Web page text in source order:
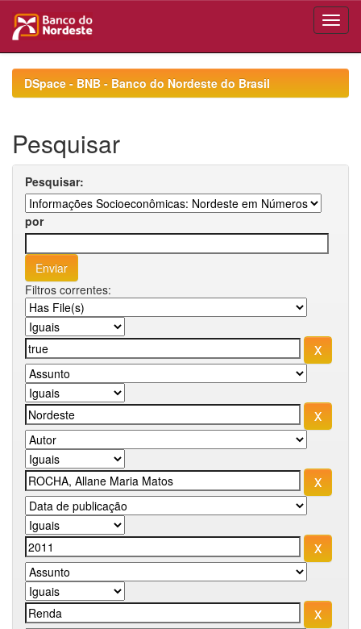
navigationDSpace - BNB - Banco do Nordeste do Brasil
Pesquisar
Pesquisar:
por
Filtros correntes: